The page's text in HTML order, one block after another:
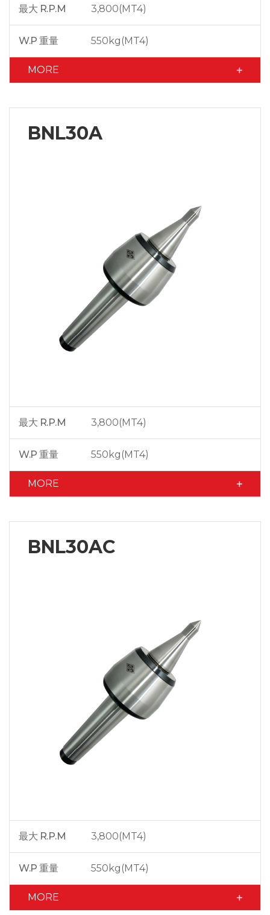
最大 R.P.M 3,800(MT4)
W.P 重量 550kg(MT4)
MORE
BNL30A
最大 R.P.M 3,800(MT4)
W.P 重量 550kg(MT4)
MORE
BNL30AC
最大 R.P.M 3,800(MT4)
W.P 重量 550kg(MT4)
MORE